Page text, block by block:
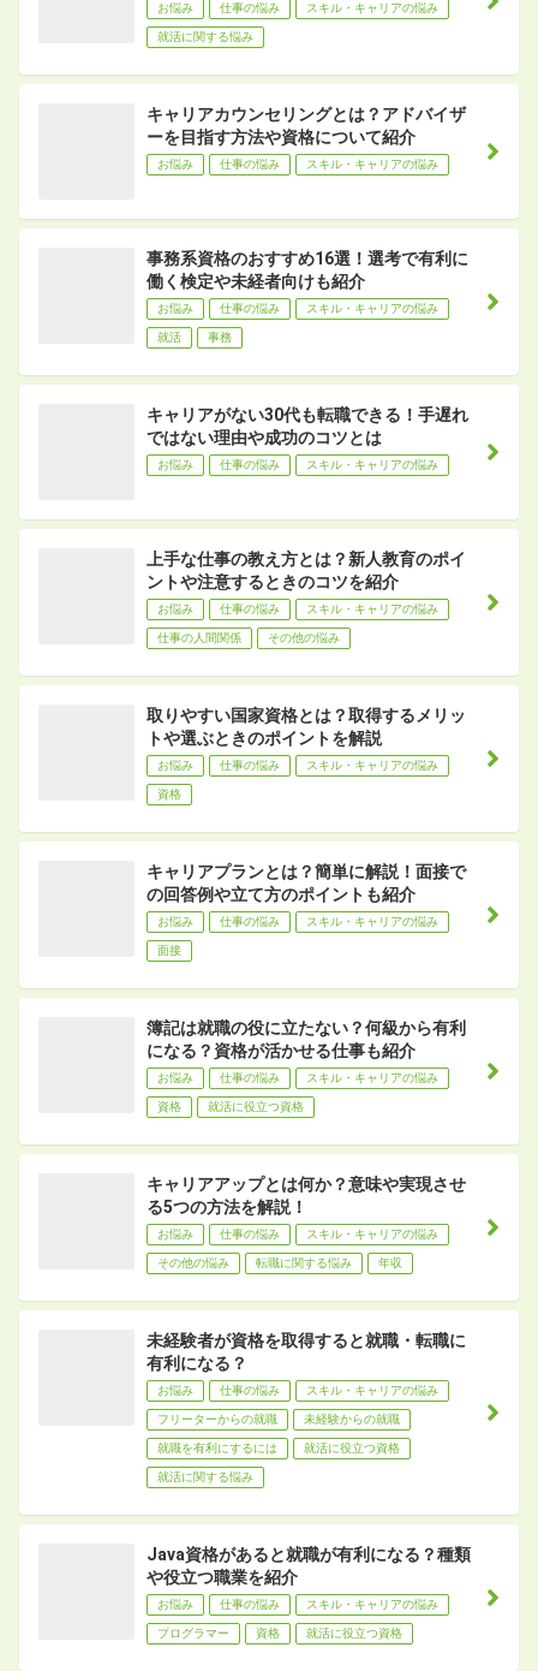
お悩み 仕事の悩み スキル・キャリアの悩み
就活に関する悩み
キャリアカウンセリングとは？アドバイザ
ーを目指す方法や資格について紹介
お悩み 仕事の悩み スキル・キャリアの悩み
事務系資格のおすすめ16選！選考で有利に
働く検定や未経者向けも紹介
お悩み 仕事の悩み スキル・キャリアの悩み
就活 事務
キャリアがない30代も転職できる！手遅れ
ではない理由や成功のコツとは
お悩み 仕事の悩み スキル・キャリアの悩み
上手な仕事の教え方とは？新人教育のポイ
ントや注意するときのコツを紹介
お悩み 仕事の悩み スキル・キャリアの悩み
仕事の人間関係 その他の悩み
取りやすい国家資格とは？取得するメリッ
トや選ぶときのポイントを解説
お悩み 仕事の悩み スキル・キャリアの悩み
資格
キャリアプランとは？簡単に解説！面接で
の回答例や立て方のポイントも紹介
お悩み 仕事の悩み スキル・キャリアの悩み
面接
簿記は就職の役に立たない？何級から有利
になる？資格が活かせる仕事も紹介
お悩み 仕事の悩み スキル・キャリアの悩み
資格 就活に役立つ資格
キャリアアップとは何か？意味や実現させ
る5つの方法を解説！
お悩み 仕事の悩み スキル・キャリアの悩み
その他の悩み 転職に関する悩み 年収
未経験者が資格を取得すると就職・転職に
有利になる？
お悩み 仕事の悩み スキル・キャリアの悩み
フリーターからの就職 未経験からの就職
就職を有利にするには 就活に役立つ資格
就活に関する悩み
Java資格があると就職が有利になる？種類
や役立つ職業を紹介
お悩み 仕事の悩み スキル・キャリアの悩み
プログラマー 資格 就活に役立つ資格